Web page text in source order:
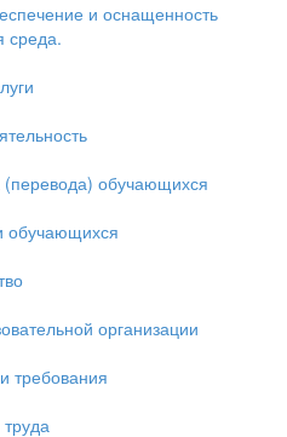
и оснащенность
среда.
обучающихся
обучающихся
организации
требования